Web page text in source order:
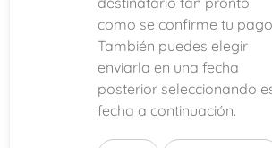
como se confirme tu
También puedes elegir
enviarla en una fecha
posterior seleccionando
fecha a continuación.